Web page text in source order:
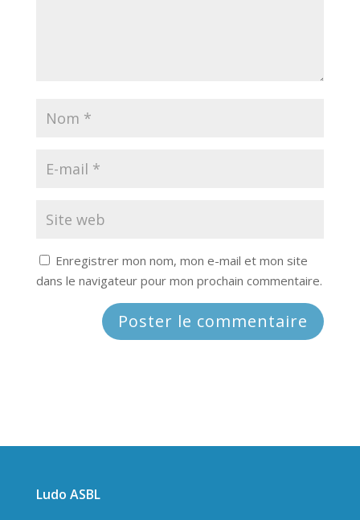
Enregistrer mon nom, mon e-mail et mon site
dans le navigateur pour mon prochain commentaire.
Ludo ASBL